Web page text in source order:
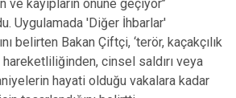
kayıpların önüne geçiyor’’
Uygulamada 'Diğer İhbarlar'
belirten Bakan Çiftçi, ‘terör, kaçakçılık
cinsel saldırı veya
hayati olduğu vakalara kadar